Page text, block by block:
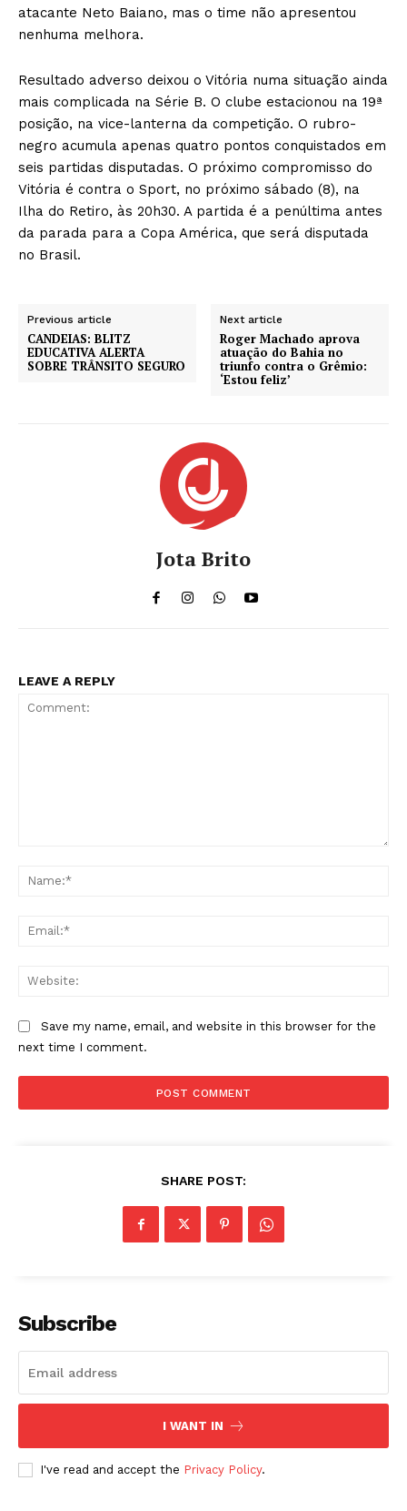
atacante Neto Baiano, mas o time não apresentou
nenhuma melhora.
Resultado adverso deixou o Vitória numa situação ainda
mais complicada na Série B. O clube estacionou na 19ª
posição, na vice-lanterna da competição. O rubro-
negro acumula apenas quatro pontos conquistados em
seis partidas disputadas. O próximo compromisso do
Vitória é contra o Sport, no próximo sábado (8), na
Ilha do Retiro, às 20h30. A partida é a penúltima antes
da parada para a Copa América, que será disputada
no Brasil.
Previous article
CANDEIAS: BLITZ
EDUCATIVA ALERTA
SOBRE TRÂNSITO SEGURO
Next article
Roger Machado aprova
atuação do Bahia no
triunfo contra o Grêmio:
‘Estou feliz’
Jota Brito
LEAVE A REPLY
Save my name, email, and website in this browser for the
next time I comment.
SHARE POST:
Subscribe
I WANT IN
I've read and accept the Privacy Policy.